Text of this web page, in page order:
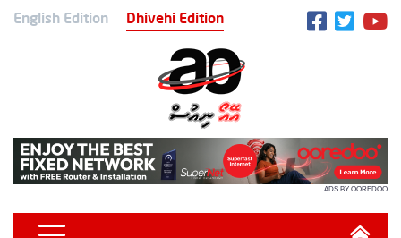
English Edition Dhivehi Edition
ADS BY OOREDOO